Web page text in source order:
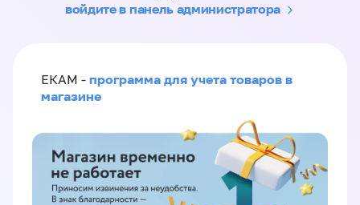
войдите в панель администратора
ЕКАМ - программа для учета товаров в
магазине